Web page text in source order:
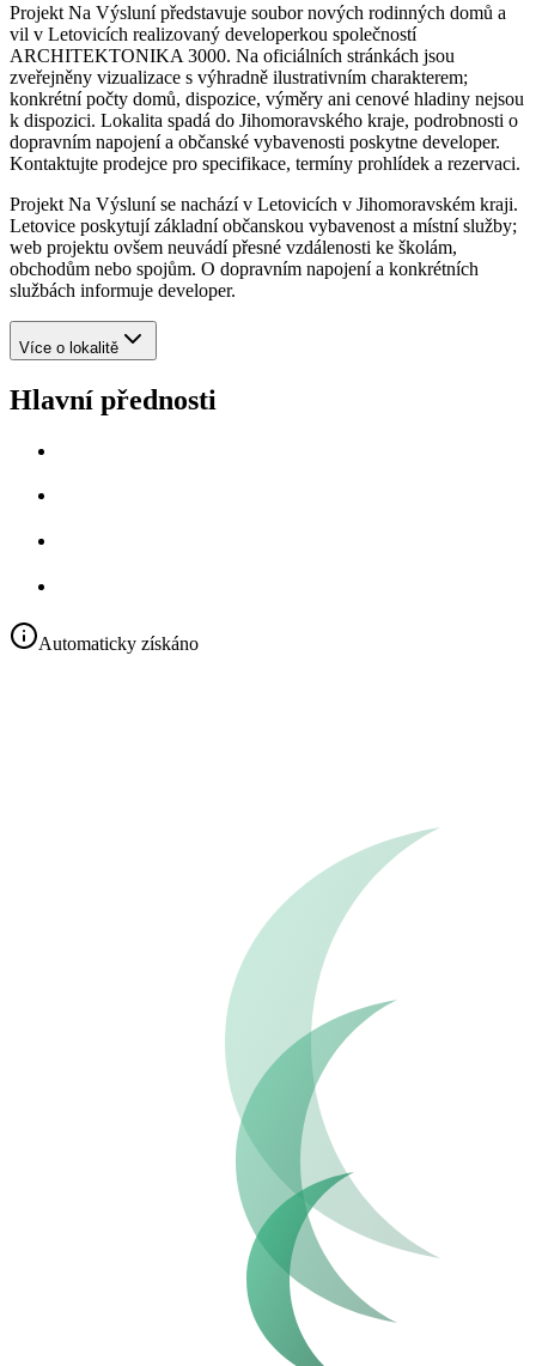
Projekt Na Výsluní představuje soubor nových rodinných domů a
vil v Letovicích realizovaný developerkou společností
ARCHITEKTONIKA 3000. Na oficiálních stránkách jsou
zveřejněny vizualizace s výhradně ilustrativním charakterem;
konkrétní počty domů, dispozice, výměry ani cenové hladiny nejsou
k dispozici. Lokalita spadá do Jihomoravského kraje, podrobnosti o
dopravním napojení a občanské vybavenosti poskytne developer.
Kontaktujte prodejce pro specifikace, termíny prohlídek a rezervaci.
Projekt Na Výsluní se nachází v Letovicích v Jihomoravském kraji.
Letovice poskytují základní občanskou vybavenost a místní služby;
web projektu ovšem neuvádí přesné vzdálenosti ke školám,
obchodům nebo spojům. O dopravním napojení a konkrétních
službách informuje developer.
Více o lokalitě
Hlavní přednosti
Automaticky získáno